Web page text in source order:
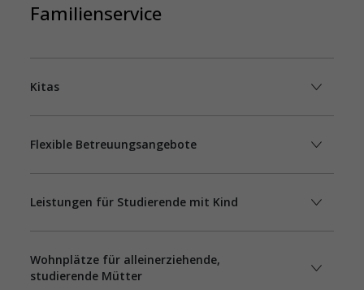
Familienservice
Kitas
Flexible Betreuungsangebote
Leistungen für Studierende mit Kind
Wohnplätze für alleinerziehende,
studierende Mütter